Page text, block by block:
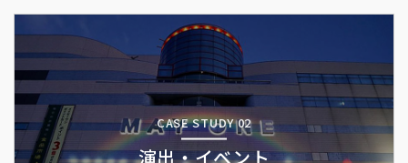
CASE STUDY 02
演出・イベント